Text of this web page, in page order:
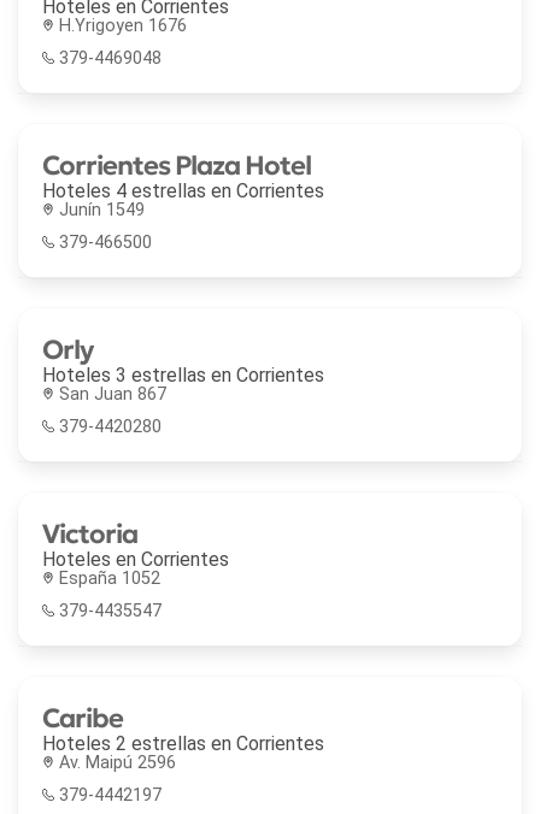
Hoteles en Corrientes
H.Yrigoyen 1676
379-4469048
Corrientes Plaza Hotel
Hoteles 4 estrellas en Corrientes
Junín 1549
379-466500
Orly
Hoteles 3 estrellas en Corrientes
San Juan 867
379-4420280
Victoria
Hoteles en Corrientes
España 1052
379-4435547
Caribe
Hoteles 2 estrellas en Corrientes
Av. Maipú 2596
379-4442197